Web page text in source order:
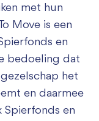
met hun
Move is een
en
bedoeling dat
het
en daarmee
Spierfonds en